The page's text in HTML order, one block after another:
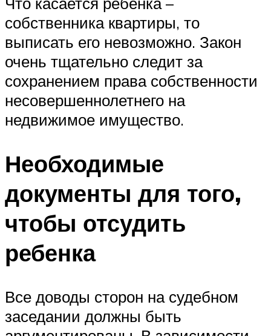
собственника квартиры, то
выписать его невозможно. Закон
очень тщательно следит за
сохранением права собственности
несовершеннолетнего на
недвижимое имущество.
Необходимые
документы для того,
чтобы отсудить
ребенка
Все доводы сторон на судебном
заседании должны быть